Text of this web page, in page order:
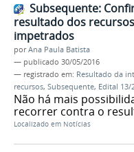
Subsequente:
resultado dos recursos
impetrados
porAna Paula Batista
— publicado 30/05/2016
— registrado em: Resultado da
recursos, Subsequente, Edital 13/
Não há mais
recorrer contra o
Localizado em Notícias